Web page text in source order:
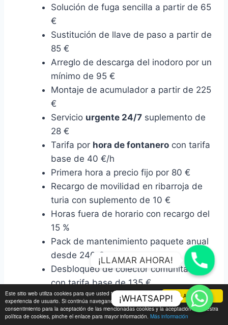
Aceptar
Este sitio web utiliza cookies para que usted tenga la mejor
experiencia de usuario. Si continúa navegando está dando su
consentimiento para la aceptación de las mencionadas cookies y la aceptación de nuestra
política de cookies, pinche el enlace para mayor información. Más información
Solución de fuga sencilla a partir de 65
€
Sustitución de llave de paso a partir de
85 €
Arreglo de descarga del inodoro por un
mínimo de 95 €
Montaje de acumulador a partir de 225
€
Servicio urgente 24/7 suplemento de
28 €
Tarifa por hora de fontanero con tarifa
base de 40 €/h
Primera hora a precio fijo por 80 €
Recargo de movilidad en ribarroja de
turia con suplemento de 10 €
Horas fuera de horario con recargo del
15 %
Pack de mantenimiento paquete anual
desde 240 €
Desbloqueo de colector comunitario
con tarifa base de 135 €
Montaje de electrodoméstico con
coste inicial de 95 €
¡LLAMAR AHORA!
¡WHATSAPP!
¡WHATSAPP!